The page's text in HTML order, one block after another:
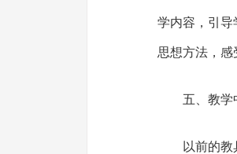
学内容，引导
思想方法，感
五、教学
以前的